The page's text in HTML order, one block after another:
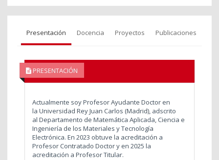
Presentación Docencia Proyectos Publicaciones
PRESENTACIÓN
Actualmente soy Profesor Ayudante Doctor en
la Universidad Rey Juan Carlos (Madrid), adscrito
al Departamento de Matemática Aplicada, Ciencia e
Ingeniería de los Materiales y Tecnología
Electrónica. En 2023 obtuve la acreditación a
Profesor Contratado Doctor y en 2025 la
acreditación a Profesor Titular.